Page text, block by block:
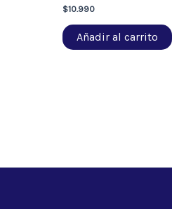
$10.990
Añadir al carrito